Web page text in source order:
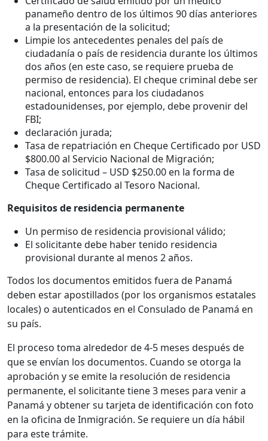
panameño dentro de los últimos 90 días anteriores
a la presentación de la solicitud;
Limpie los antecedentes penales del país de
ciudadanía o país de residencia durante los últimos
dos años (en este caso, se requiere prueba de
permiso de residencia). El cheque criminal debe ser
nacional, entonces para los ciudadanos
estadounidenses, por ejemplo, debe provenir del
FBI;
declaración jurada;
Tasa de repatriación en Cheque Certificado por USD
$800.00 al Servicio Nacional de Migración;
Tasa de solicitud – USD $250.00 en la forma de
Cheque Certificado al Tesoro Nacional.
Requisitos de residencia permanente
Un permiso de residencia provisional válido;
El solicitante debe haber tenido residencia
provisional durante al menos 2 años.
Todos los documentos emitidos fuera de Panamá
deben estar apostillados (por los organismos estatales
locales) o autenticados en el Consulado de Panamá en
su país.
El proceso toma alrededor de 4-5 meses después de
que se envían los documentos. Cuando se otorga la
aprobación y se emite la resolución de residencia
permanente, el solicitante tiene 3 meses para venir a
Panamá y obtener su tarjeta de identificación con foto
en la oficina de Inmigración. Se requiere un día hábil
para este trámite.